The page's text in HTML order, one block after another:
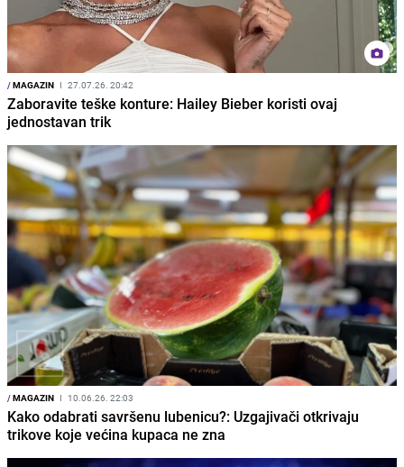
/MAGAZIN I 27.07.26. 20:42
Zaboravite teške konture: Hailey Bieber koristi ovaj
jednostavan trik
/MAGAZIN I 10.06.26. 22:03
Kako odabrati savršenu lubenicu?: Uzgajivači otkrivaju
trikove koje većina kupaca ne zna